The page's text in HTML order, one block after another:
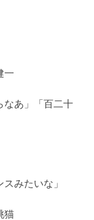
一
なあ」「百二十
みたいな」
猫